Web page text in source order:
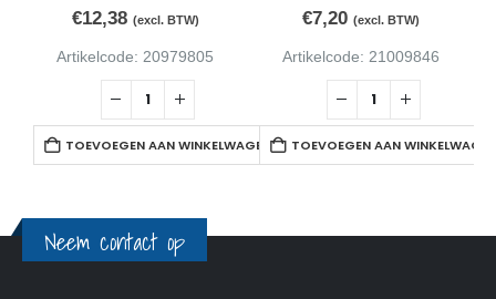
€12,38 (excl. BTW)
Artikelcode: 20979805
TOEVOEGEN AAN WINKELWAGEN
€7,20 (excl. BTW)
Artikelcode: 21009846
TOEVOEGEN AAN
Neem contact op